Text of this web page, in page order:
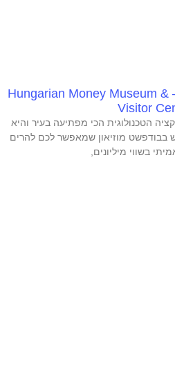
מוזיאון הכסף בבודפשט – Hungarian Money Museum &
Visitor
הטכנולוגית הכי מפתיעה בעיר והיא
בבודפשט מוזיאון שמאפשר לכם להרים
בשווי מיליונים,